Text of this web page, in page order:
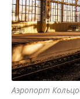
Аэропорт